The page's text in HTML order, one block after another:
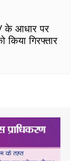
के आधार पर
गिरफ्तार